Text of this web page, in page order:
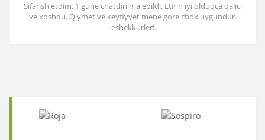
Sifarish etdim, 1 gune chatdirilma edildi. Etirin iyi olduqca qalici
ve xoshdu. Qiymet ve keyfiyyet mene gore chox uygundur.
Teshekkurler!..